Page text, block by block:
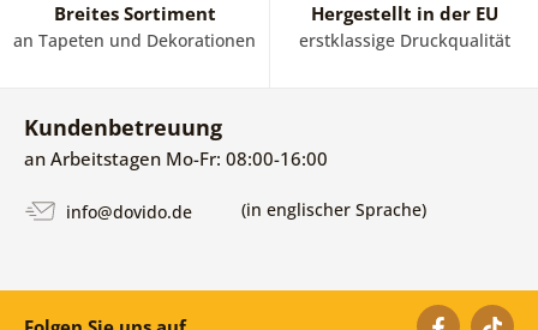
Breites Sortiment
an Tapeten und Dekorationen
Hergestellt in der EU
erstklassige Druckqualität
Kundenbetreuung
an Arbeitstagen Mo-Fr: 08:00-16:00
info@dovido.de (in englischer Sprache)